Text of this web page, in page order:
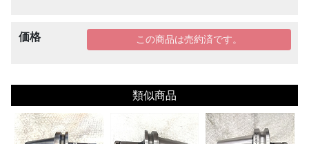
価格 この商品は売約済です。
類似商品